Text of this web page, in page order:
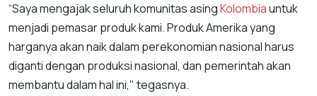
“Saya mengajak seluruh komunitas asingKolombiauntuk
menjadi pemasar produk kami. Produk Amerika yang
harganya akan naik dalam perekonomian nasional harus
diganti dengan produksi nasional, dan pemerintah akan
membantu dalam hal ini," tegasnya.